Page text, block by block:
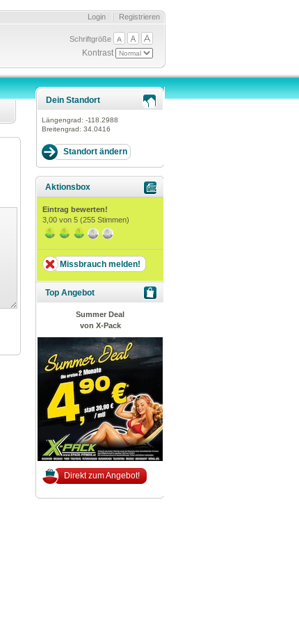
Registrieren
Login
Schriftgröße
Kontrast
Dein Standort
Längengrad: -118.2988
Breitengrad: 34.0416
Aktionsbox
Eintrag bewerten!
3,00 von 5 (255 Stimmen)
Missbrauch melden!
Top Angebot
Summer Deal
von X-Pack
Direkt zum Angebot!